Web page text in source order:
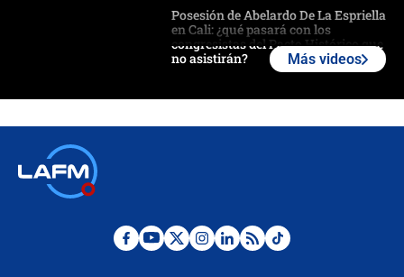
Posesión de Abelardo De La Espriella
en Cali: ¿qué pasará con los
congresistas del Pacto Histórico que
no asistirán?
¿Por qué De la Espriella gobernará
Más videos